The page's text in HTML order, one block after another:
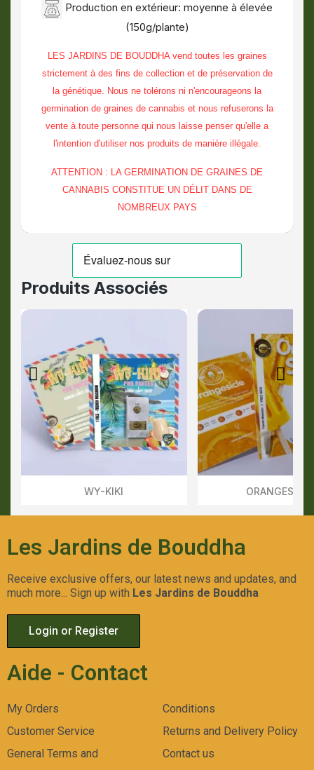
Production en extérieur: moyenne à élevée
(150g/plante)
LES JARDINS DE BOUDDHA vend toutes les graines
strictement à des fins de collection et de préservation de
la génétique. Nous ne tolérons ni n'encourageons la
germination de graines de cannabis et nous refuserons la
vente à toute personne qui nous laisse penser qu'elle a
l'intention d'utiliser nos produits de manière illégale.
ATTENTION : LA GERMINATION DE GRAINES DE
CANNABIS CONSTITUE UN DÉLIT DANS DE
NOMBREUX PAYS
Produits Associés
Aperçu Rapide
WY-KIKI Aperçu
Les Jardins de Bouddha
Receive exclusive offers, our latest news and updates, and
much more... Sign up with Les Jardins de Bouddha
Login or Register
Aide - Contact
My Orders
Customer Service
General Terms and
Conditions
Returns and Delivery Policy
Contact us